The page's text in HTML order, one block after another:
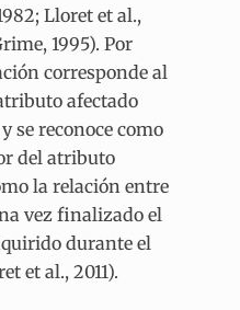
Lloret et al.,
1995). Por
corresponde al
afectado
se reconoce como
del atributo
la relación entre
vez finalizado el
durante el
et al., 2011).